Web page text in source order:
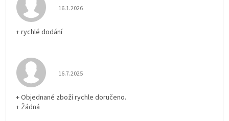
Hodnocení obchodu je 5 z 5 hvězdiček.
16.1.2026
+ rychlé dodání
Hodnocení obchodu je 5 z 5 hvězdiček.
16.7.2025
+ Objednané zboží rychle doručeno.
+ Žádná